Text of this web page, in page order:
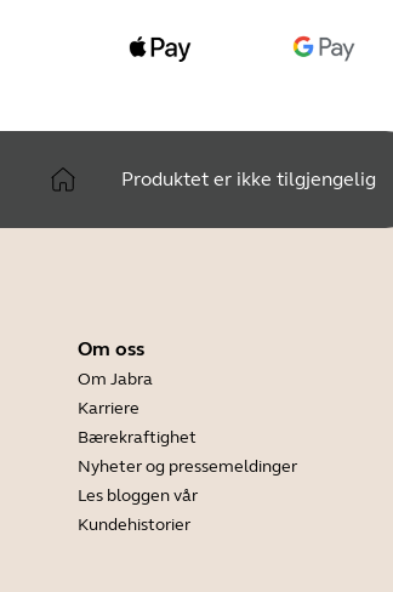
Produktet er ikke tilgjengelig
Om oss
Om Jabra
Karriere
Bærekraftighet
Nyheter og pressemeldinger
Les bloggen vår
Kundehistorier